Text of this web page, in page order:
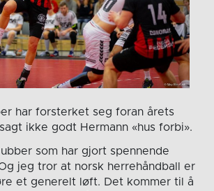
har forsterket seg foran årets
ikke godt Hermann «hus forbi».
som har gjort spennende
jeg tror at norsk herrehåndball er
et generelt løft. Det kommer til å